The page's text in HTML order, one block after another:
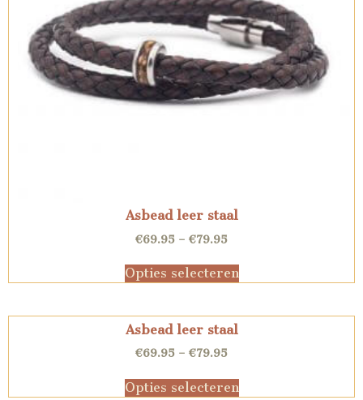
Asbead leer staal
€69.95 – €79.95
Opties selecteren
Asbead leer staal
€69.95 – €79.95
Opties selecteren